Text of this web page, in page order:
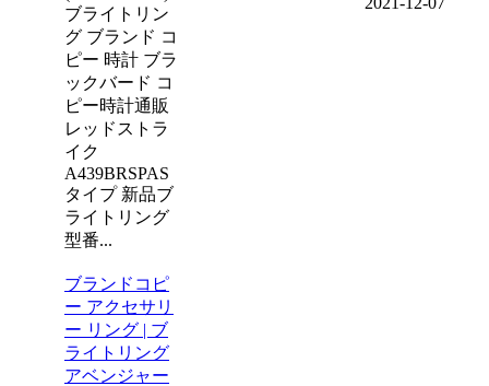
ブライトリン
グ ブランド コ
ピー 時計 ブラ
ックバード コ
ピー時計通販
レッドストラ
イク
A439BRSPAS
タイプ 新品ブ
ライトリング
型番...
ブランドコピ
ー アクセサリ
ー リング | ブ
ライトリング
アベンジャー